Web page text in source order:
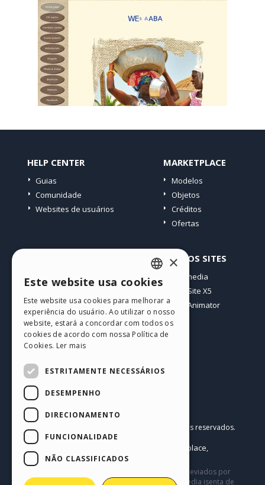
HELP CENTER
Guias
Comunidade
Websites de usuários
MARKETPLACE
Modelos
Objetos
Créditos
Ofertas
Meus posts
Download
Hospedagem Web
Meus Créditos
OUTROS SITES
Incomedia
WebSite X5
WebAnimator
Português BR
Copyright © 2026
Todos os direitos reservados.
P.IVA IT07514640015
Help Center / Marketplace,
Templates,Objects|Política de Privacidade
Este site contém conteúdo comentários e opiniões eviados por
usuários, e é apenas para fins informativos. Incomedia isenta de
ENGLISH
ITALIAN
GERMAN
PORTUGUESE
×
Este website usa cookies
Este website usa cookies para melhorar a
experiência do usuário. Ao utilizar o nosso
website, estará a concordar com todos os
cookies de acordo com nossa Política de
Cookies. Ler mais
ESTRITAMENTE NECESSÁRIOS
DESEMPENHO
DIRECIONAMENTO
FUNCIONALIDADE
NÃO CLASSIFICADOS